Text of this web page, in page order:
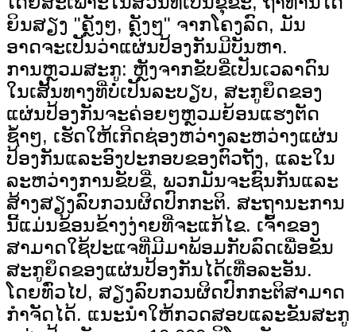
ຍິນສຽງ "ຄຼັງໆ, ຄຼັງໆ" ຈາກໂຄງລົດ, ມັນ
ອາດຈະເປັນວ່າແຜ່ນປ້ອງກັນມີບັນຫາ.
ການຫຼວມສະກູ: ຫຼັງຈາກຂັບຂີ່ເປັນເວລາດົນ
ໃນເສັ້ນທາງທີ່ບໍ່ເປັນລະບຽບ, ສະກູຍຶດຂອງ
ແຜ່ນປ້ອງກັນຈະຄ່ອຍໆຫຼວມຍ້ອນແຮງຕັດ
ຊ້ຳໆ, ເຮັດໃຫ້ເກີດຊ່ອງຫວ່າງລະຫວ່າງແຜ່ນ
ປ້ອງກັນແລະອົງປະກອບຂອງຕົວຖັງ, ແລະໃນ
ລະຫວ່າງການຂັບຂີ່, ພວກມັນຈະຊົນກັນແລະ
ສ້າງສຽງລົບກວນຜິດປົກກະຕິ. ສະຖານະການ
ນີ້ແມ່ນຂ້ອນຂ້າງງ່າຍທີ່ຈະແກ້ໄຂ. ເຈົ້າຂອງ
ສາມາດໃຊ້ປະແຈທີ່ມີມາພ້ອມກັບລົດເພື່ອຂັນ
ສະກູຍຶດຂອງແຜ່ນປ້ອງກັນໄດ້ເທື່ອລະອັນ.
ໂດຍທົ່ວໄປ, ສຽງລົບກວນຜິດປົກກະຕິສາມາດ
ກຳຈັດໄດ້. ແນະນຳໃຫ້ກວດສອບແລະຂັນສະກູ